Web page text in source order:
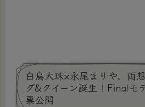
白鳥大珠×永尾まりや、両
グ&クイーン誕生！Finalモ
票公開